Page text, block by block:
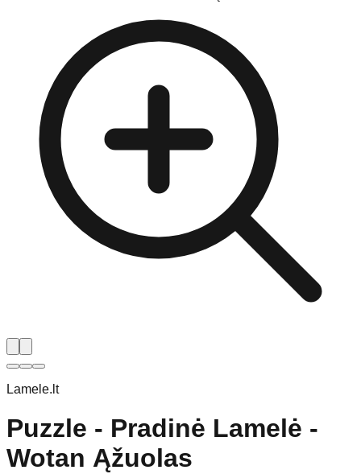
Lamele.lt
Puzzle - Pradinė Lamelė -
Wotan Ąžuolas